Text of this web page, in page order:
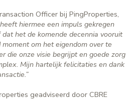
Officer bij PingProperties,
hiermee een impuls gekregen
het de komende decennia vooruit
om het eigendom over te
die onze visie begrijpt en goede zorg
Mijn hartelijk felicitaties en dank
geadviseerd door CBRE